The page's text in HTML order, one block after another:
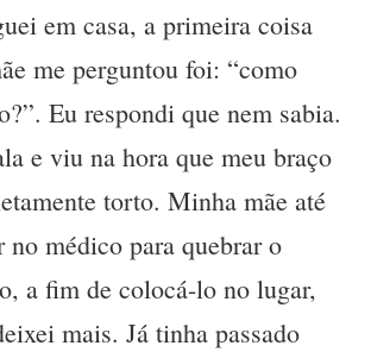
em casa, a primeira coisa
me perguntou foi: “como
Eu respondi que nem sabia.
e viu na hora que meu braço
torto. Minha mãe até
no médico para quebrar o
a fim de colocá-lo no lugar,
mais. Já tinha passado